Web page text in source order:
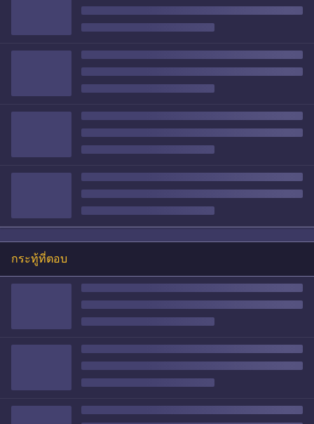
กระทู้ที่ตอบ